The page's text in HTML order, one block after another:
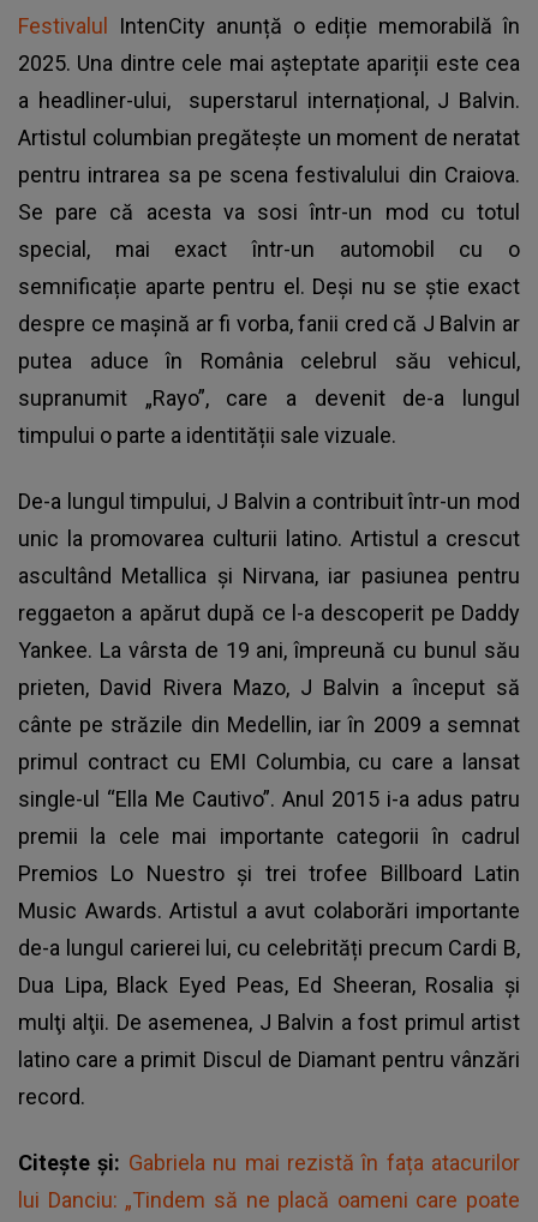
Festivalul IntenCity anunță o ediție memorabilă în
2025. Una dintre cele mai așteptate apariții este cea
a headliner-ului, superstarul internațional, J Balvin.
Artistul columbian pregătește un moment de neratat
pentru intrarea sa pe scena festivalului din Craiova.
Se pare că acesta va sosi într-un mod cu totul
special, mai exact într-un automobil cu o
semnificație aparte pentru el. Deși nu se știe exact
despre ce mașină ar fi vorba, fanii cred că J Balvin ar
putea aduce în România celebrul său vehicul,
supranumit „Rayo”, care a devenit de-a lungul
timpului o parte a identității sale vizuale.
De-a lungul timpului, J Balvin a contribuit într-un mod
unic la promovarea culturii latino. Artistul a crescut
ascultând Metallica şi Nirvana, iar pasiunea pentru
reggaeton a apărut după ce l-a descoperit pe Daddy
Yankee. La vârsta de 19 ani, împreună cu bunul său
prieten, David Rivera Mazo, J Balvin a început să
cânte pe străzile din Medellin, iar în 2009 a semnat
primul contract cu EMI Columbia, cu care a lansat
single-ul “Ella Me Cautivo”. Anul 2015 i-a adus patru
premii la cele mai importante categorii în cadrul
Premios Lo Nuestro şi trei trofee Billboard Latin
Music Awards. Artistul a avut colaborări importante
de-a lungul carierei lui, cu celebrități precum Cardi B,
Dua Lipa, Black Eyed Peas, Ed Sheeran, Rosalia şi
mulţi alţii. De asemenea, J Balvin a fost primul artist
latino care a primit Discul de Diamant pentru vânzări
record.
Citește și: Gabriela nu mai rezistă în fața atacurilor
lui Danciu: „Tindem să ne placă oameni care poate